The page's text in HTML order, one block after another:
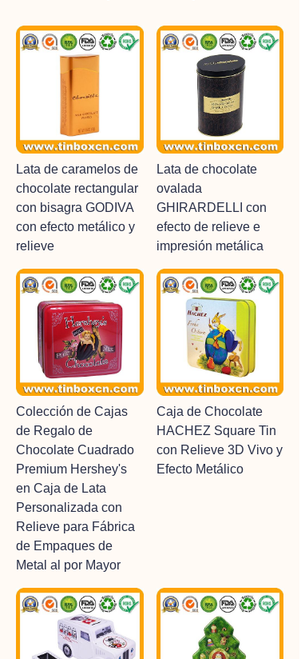
Lata de caramelos de
chocolate rectangular
con bisagra GODIVA
con efecto metálico y
relieve
Lata de chocolate
ovalada
GHIRARDELLI con
efecto de relieve e
impresión metálica
Colección de Cajas
de Regalo de
Chocolate Cuadrado
Premium Hershey's
en Caja de Lata
Personalizada con
Relieve para Fábrica
de Empaques de
Metal al por Mayor
Caja de Chocolate
HACHEZ Square Tin
con Relieve 3D Vivo y
Efecto Metálico